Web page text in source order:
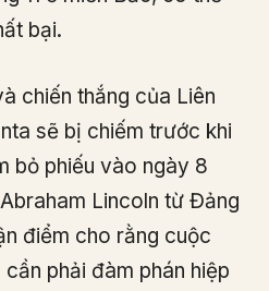
bại.
chiến thắng của Liên
sẽ bị chiếm trước khi
bỏ phiếu vào ngày 8
Lincoln từ Đảng
điểm cho rằng cuộc
phải đàm phán hiệp